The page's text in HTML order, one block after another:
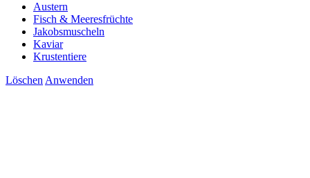
Austern
Fisch & Meeresfrüchte
Jakobsmuscheln
Kaviar
Krustentiere
Löschen Anwenden